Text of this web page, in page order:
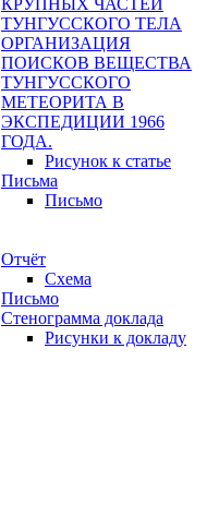
КРУПНЫХ ЧАСТЕЙ
ТУНГУССКОГО ТЕЛА
ОРГАНИЗАЦИЯ
ПОИСКОВ ВЕЩЕСТВА
ТУНГУССКОГО
МЕТЕОРИТА В
ЭКСПЕДИЦИИ 1966
ГОДА.
Рисунок к статье
Письма
Письмо
Отчёт
Схема
Письмо
Стенограмма доклада
Рисунки к докладу